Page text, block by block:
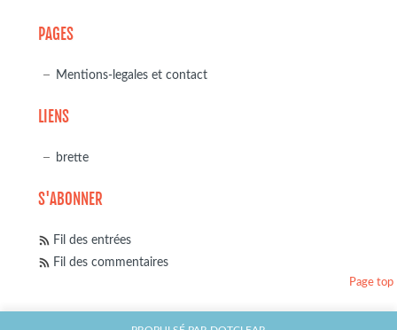
PAGES
Mentions-legales et contact
LIENS
brette
S'ABONNER
Fil des entrées
Fil des commentaires
Page top